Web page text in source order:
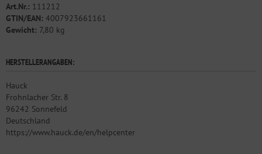
Art.Nr.: 111212
GTIN/EAN: 4007923661161
Gewicht: 7,80 kg
HERSTELLERANGABEN:
Hauck
Frohnlacher Str. 8
96242 Sonnefeld
Deutschland
https://www.hauck.de/en/helpcenter